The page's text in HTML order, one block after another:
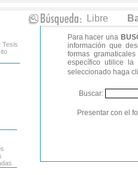
Tesis
Libre
Para hacer una
información que
formas
específico utilice
seleccionado haga
Buscar:
Presentar con el